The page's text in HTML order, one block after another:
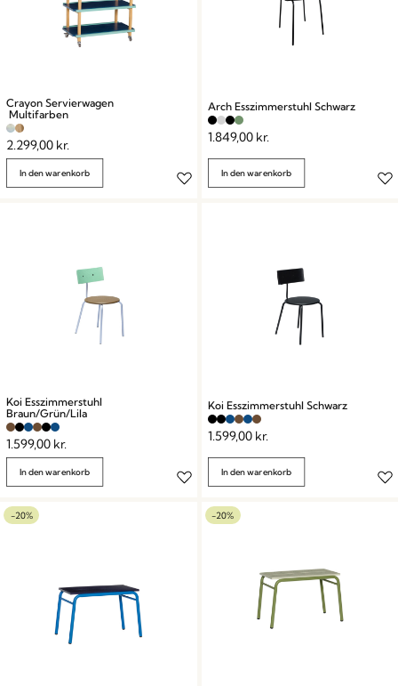
Crayon Servierwagen
Multifarben
2.299,00 kr.
In den warenkorb
Arch Esszimmerstuhl Schwarz
1.849,00 kr.
In den warenkorb
Koi Esszimmerstuhl
Braun/Grün/Lila
1.599,00 kr.
In den warenkorb
Koi Esszimmerstuhl Schwarz
1.599,00 kr.
In den warenkorb
-20% -20%